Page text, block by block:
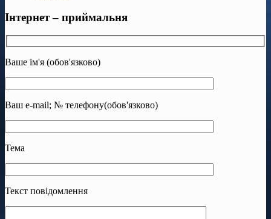
Інтернет – приймальня
Ваше ім'я (обов'язково)
Ваш e-mail; № телефону(обов'язково)
Тема
Текст повідомлення